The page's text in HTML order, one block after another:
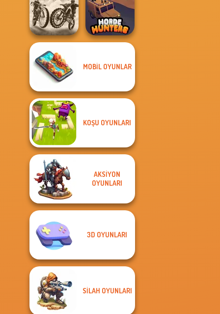
Giant Rush! Vortex 9
City Bike Racing
Champion
MOBIL OYUNLAR
KOŞU OYUNLARI
AKSIYON
OYUNLARI
3D OYUNLARI
SILAH OYUNLARI